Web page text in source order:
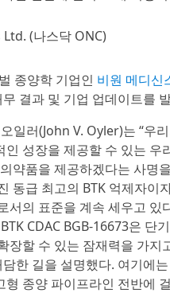
(나스닥 ONC)
종양학 기업인 비원 메디
결과 및 기업 업데이트를
일러(John V. Oyler)는 “우
성장을 제공할 수 있는
약품을 제공하겠다는 사명
동급 최고의 BTK 억제자
서의 표준을 계속 세우고
CDAC BGB-16673은
장할 수 있는 잠재력을 가
한 길을 설명했다. 여기에
종양 파이프라인 전반에